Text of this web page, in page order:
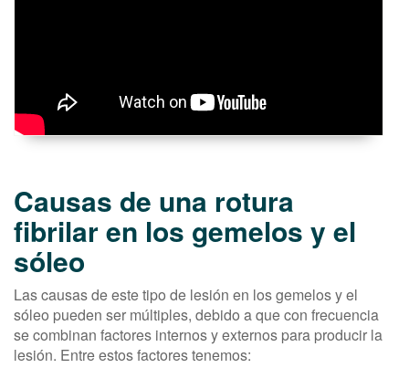
Causas de una rotura
fibrilar en los gemelos y el
sóleo
Las causas de este tipo de lesión en los gemelos y el
sóleo pueden ser múltiples, debido a que con frecuencia
se combinan factores internos y externos para producir la
lesión. Entre estos factores tenemos: